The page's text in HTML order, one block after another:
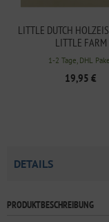
LITTLE DUTCH
LITTLE FARM
1-2 Tage, DHL
19,95 €
DETAILS
PRODUKTBESCHREIBUNG